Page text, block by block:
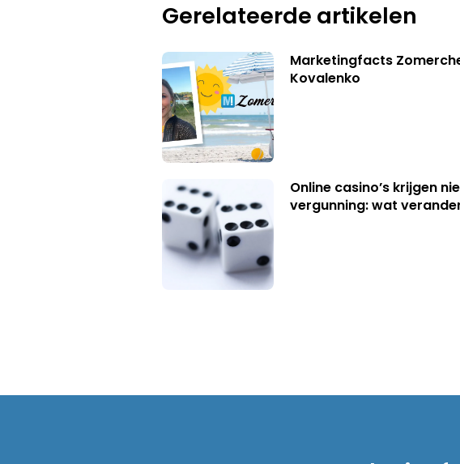
Gerelateerde artikelen
Marketingfacts
Kovalenko
Online casino’s krijgen
vergunning: wat